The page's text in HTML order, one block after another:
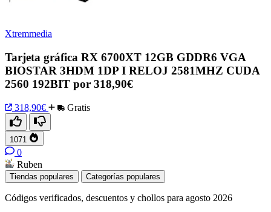
Xtremmedia
Tarjeta gráfica RX 6700XT 12GB GDDR6 VGA
BIOSTAR 3HDM 1DP I RELOJ 2581MHZ CUDA
2560 192BIT por 318,90€
318,90€ Gratis
1071
0
Ruben
Tiendas populares Categorías populares
Códigos verificados, descuentos y chollos para agosto 2026